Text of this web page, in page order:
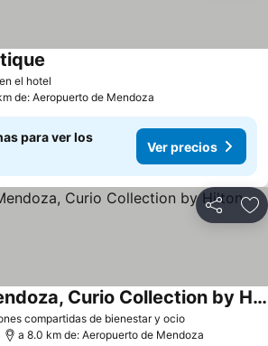
el hotel
de: Aeropuerto de Mendoza
para ver los
Ver precios
Compartir
compartidas de bienestar y ocio
Hualta Hotel Mendoza, Curio Collection by Hilton
a 8.0 km de: Aeropuerto de Mendoza